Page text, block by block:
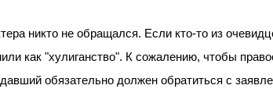
никто не обращался. Если кто-то из
как "хулиганство". К сожалению, чтобы
обязательно должен обратиться с